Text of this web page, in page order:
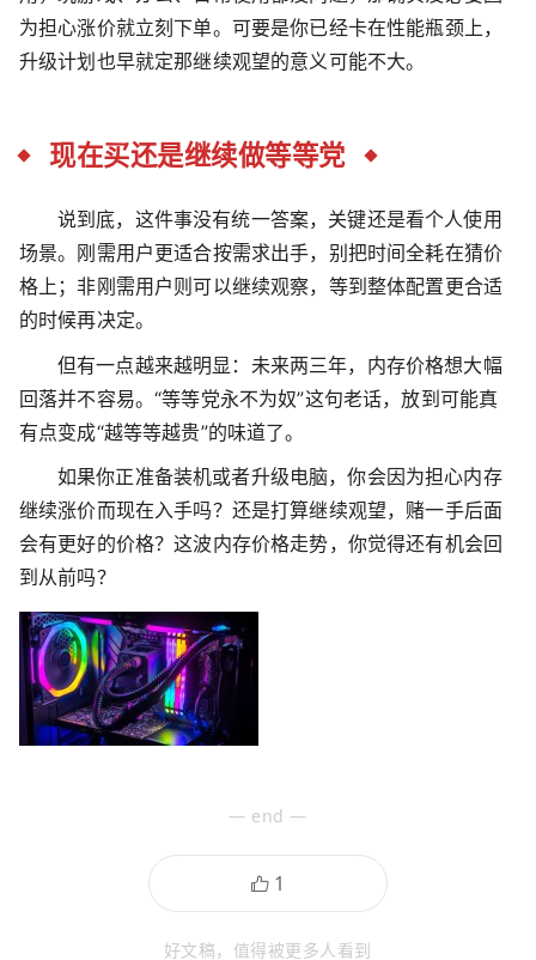
为担心涨价就立刻下单。可要是你已经卡在性能瓶颈上，
升级计划也早就定那继续观望的意义可能不大。
现在买还是继续做等等党
说到底，这件事没有统一答案，关键还是看个人使用
场景。刚需用户更适合按需求出手，别把时间全耗在猜价
格上；非刚需用户则可以继续观察，等到整体配置更合适
的时候再决定。
但有一点越来越明显：未来两三年，内存价格想大幅
回落并不容易。“等等党永不为奴”这句老话，放到可能真
有点变成“越等等越贵”的味道了。
如果你正准备装机或者升级电脑，你会因为担心内存
继续涨价而现在入手吗？还是打算继续观望，赌一手后面
会有更好的价格？这波内存价格走势，你觉得还有机会回
到从前吗？
— end —
好文稿，值得被更多人看到